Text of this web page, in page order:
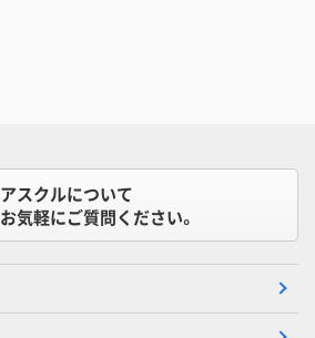
アスクルについて
お気軽にご質問ください。